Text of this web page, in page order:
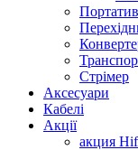
Стрімер
Аксесуари
Кабелі
Акції
акция